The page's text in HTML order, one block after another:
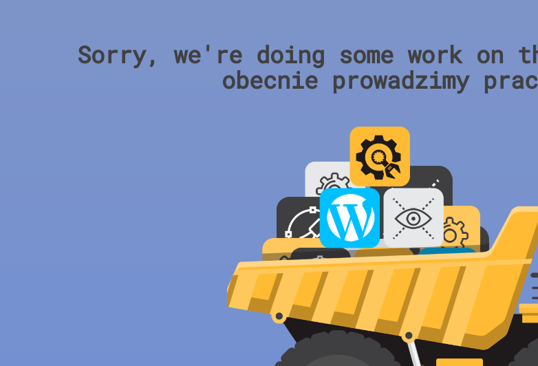
Sorry, we're doing some work on
obecnie prowadzimy